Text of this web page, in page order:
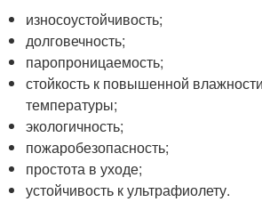
износоустойчивость;
долговечность;
паропроницаемость;
стойкость к повышенной
температуры;
экологичность;
пожаробезопасность;
простота в уходе;
устойчивость к ультрафиолету.